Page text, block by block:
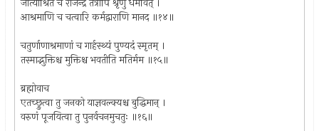
आश्रमाणि च चत्वारि कर्मद्वाराणि मानद ॥१४॥
चतुर्णाणाश्रमाणां च गार्हस्थ्यं पुण्यदं स्मृतम् ।
तस्माद्भुक्तिश्च मुक्तिश्च भवतीति मतिर्मम ॥१५॥
ब्रह्मोवाच
एतच्छ्रुत्वा तु जनको याज्ञवल्क्यश्च बुद्धिमान् ।
वरुणं पूजयित्वा तु पुनर्वचनमुचतुः ॥१६॥